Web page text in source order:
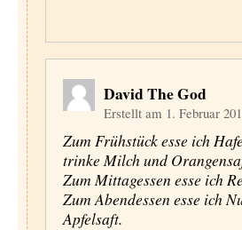
David The God
Erstellt am 1. Februar
Zum Frühstück esse ich
trinke Milch und
Zum Mittagessen esse ich
Zum Abendessen esse ich
Apfelsaft.